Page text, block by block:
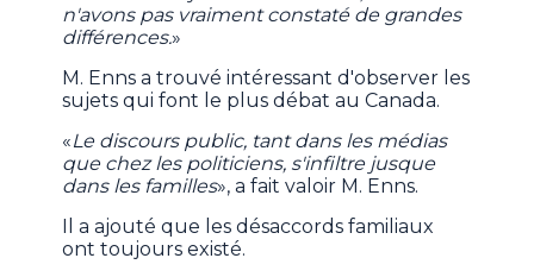
n'avons pas vraiment constaté de grandes
différences.»
M. Enns a trouvé intéressant d'observer les
sujets qui font le plus débat au Canada.
«Le discours public, tant dans les médias
que chez les politiciens, s'infiltre jusque
dans les familles», a fait valoir M. Enns.
Il a ajouté que les désaccords familiaux
ont toujours existé.